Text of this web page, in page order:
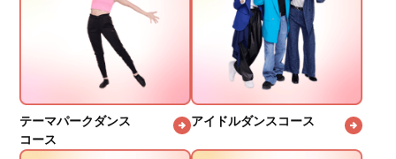
テーマパークダンス
コース
アイドルダンスコース